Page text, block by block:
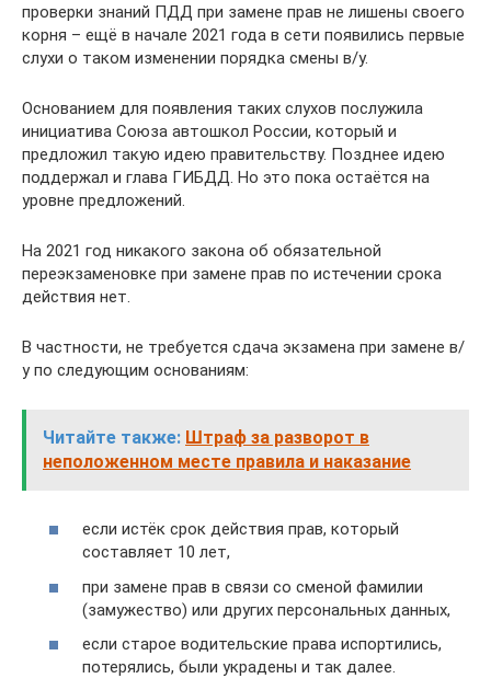
проверки знаний ПДД при замене прав не лишены своего
корня – ещё в начале 2021 года в сети появились первые
слухи о таком изменении порядка смены в/у.
Основанием для появления таких слухов послужила
инициатива Союза автошкол России, который и
предложил такую идею правительству. Позднее идею
поддержал и глава ГИБДД. Но это пока остаётся на
уровне предложений.
На 2021 год никакого закона об обязательной
переэкзаменовке при замене прав по истечении срока
действия нет.
В частности, не требуется сдача экзамена при замене в/
у по следующим основаниям:
Читайте также: Штраф за разворот в
неположенном месте правила и наказание
если истёк срок действия прав, который
составляет 10 лет,
при замене прав в связи со сменой фамилии
(замужество) или других персональных данных,
если старое водительские права испортились,
потерялись, были украдены и так далее.